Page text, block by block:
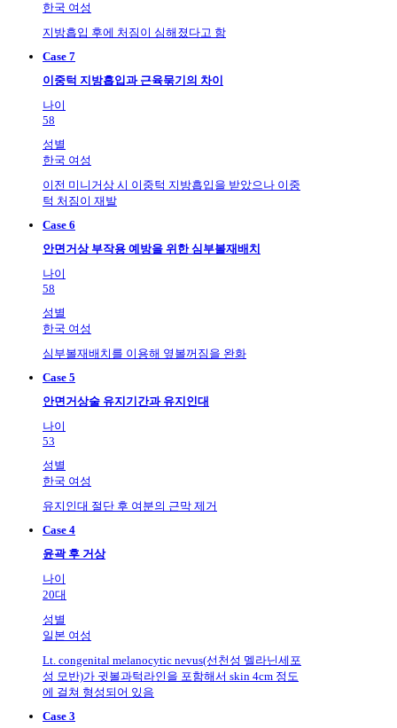
한국 여성
지방흡입 후에 처짐이 심해졌다고 함
Case 7
이중턱 지방흡입과 근육묶기의 차이
나이
58
성별
한국 여성
이전 미니거상 시 이중턱 지방흡입을 받았으나 이중
턱 처짐이 재발
Case 6
안면거상 부작용 예방을 위한 심부볼재배치
나이
58
성별
한국 여성
심부볼재배치를 이용해 옆볼꺼짐을 완화
Case 5
안면거상술 유지기간과 유지인대
나이
53
성별
한국 여성
유지인대 절단 후 여분의 근막 제거
Case 4
윤곽 후 거상
나이
20대
성별
일본 여성
Lt. congenital melanocytic nevus(선천성 멜라닌세포
성 모반)가 귓볼과턱라인을 포함해서 skin 4cm 정도
에 걸쳐 형성되어 있음
Case 3